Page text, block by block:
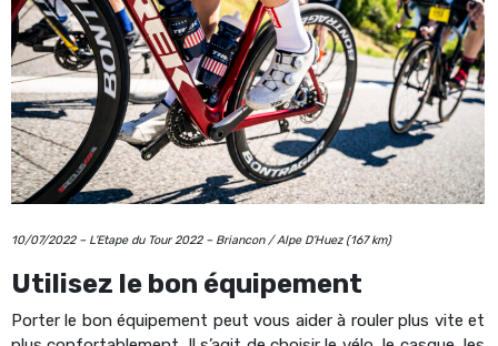
10/07/2022 – L’Etape du Tour 2022 – Briancon / Alpe D’Huez (167 km)
Utilisez le bon équipement
Porter le bon équipement peut vous aider à rouler plus vite et